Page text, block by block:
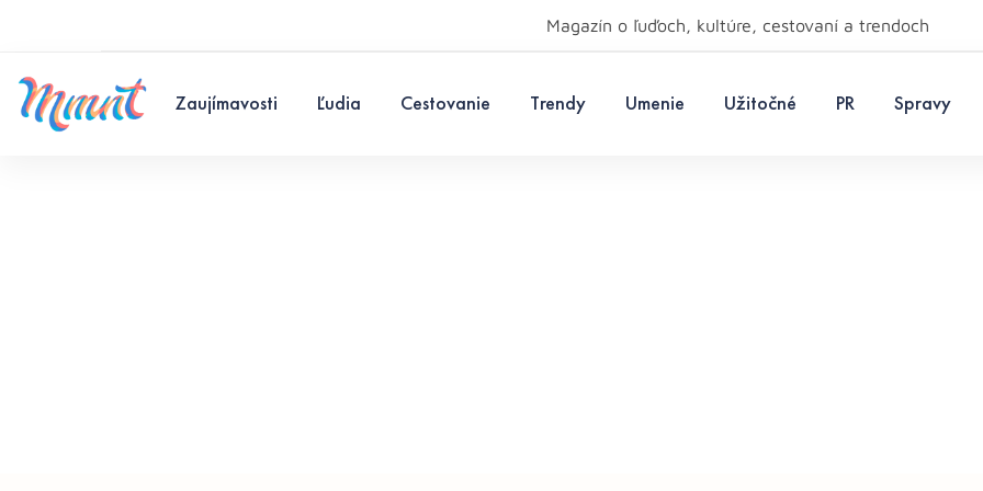
Magazín o ľuďoch, kultúre, cestovaní a trendoch
Zaujímavosti Ľudia Cestovanie Trendy Umenie Užitočné PR Spravy